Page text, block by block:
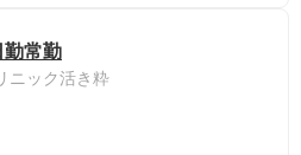
勤常勤
ニック活き粋